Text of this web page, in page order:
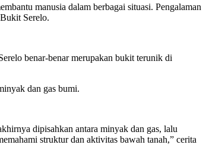
manusia dalam berbagai situasi. Pengalaman
Serelo.
benar-benar merupakan bukit terunik di
dan gas bumi.
dipisahkan antara minyak dan gas, lalu
struktur dan aktivitas bawah tanah,” cerita